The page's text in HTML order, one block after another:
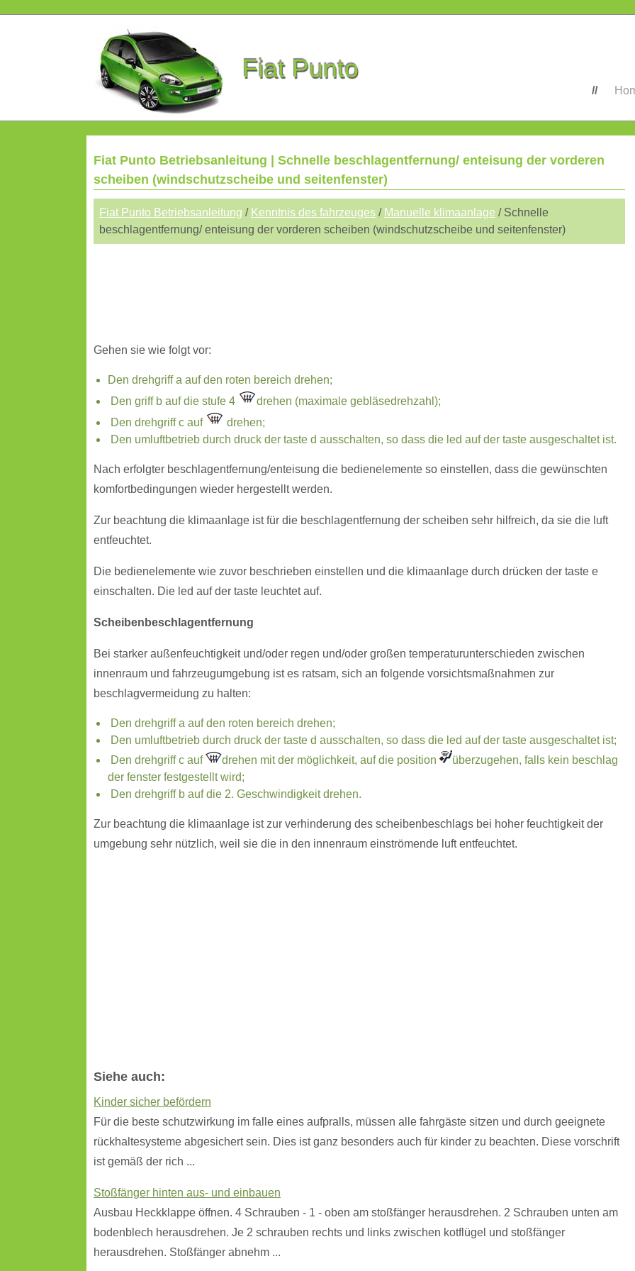
Fiat Punto
Fiat Punto Betriebsanleitung | Schnelle beschlagentfernung/ enteisung der vorderen
scheiben (windschutzscheibe und seitenfenster)
Fiat Punto Betriebsanleitung / Kenntnis des fahrzeuges / Manuelle klimaanlage / Schnelle
beschlagentfernung/ enteisung der vorderen scheiben (windschutzscheibe und seitenfenster)
Gehen sie wie folgt vor:
Den drehgriff a auf den roten bereich drehen;
Den griff b auf die stufe 4
drehen (maximale gebläsedrehzahl);
Den drehgriff c auf
drehen;
Den umluftbetrieb durch druck der taste d ausschalten, so dass die led auf der taste ausgeschaltet ist.
Nach erfolgter beschlagentfernung/enteisung die bedienelemente so einstellen, dass die gewünschten
komfortbedingungen wieder hergestellt werden.
Zur beachtung die klimaanlage ist für die beschlagentfernung der scheiben sehr hilfreich, da sie die luft
entfeuchtet.
Die bedienelemente wie zuvor beschrieben einstellen und die klimaanlage durch drücken der taste e
einschalten. Die led auf der taste leuchtet auf.
Scheibenbeschlagentfernung
Bei starker außenfeuchtigkeit und/oder regen und/oder großen temperaturunterschieden zwischen
innenraum und fahrzeugumgebung ist es ratsam, sich an folgende vorsichtsmaßnahmen zur
beschlagvermeidung zu halten:
Den drehgriff a auf den roten bereich drehen;
Den umluftbetrieb durch druck der taste d ausschalten, so dass die led auf der taste ausgeschaltet ist;
Den drehgriff c auf
drehen mit der möglichkeit, auf die position
überzugehen, falls kein beschlag
der fenster festgestellt wird;
Den drehgriff b auf die 2. Geschwindigkeit drehen.
Zur beachtung die klimaanlage ist zur verhinderung des scheibenbeschlags bei hoher feuchtigkeit der
umgebung sehr nützlich, weil sie die in den innenraum einströmende luft entfeuchtet.
Siehe auch:
Kinder sicher befördern
Für die beste schutzwirkung im falle eines aufpralls, müssen alle fahrgäste sitzen und durch geeignete
rückhaltesysteme abgesichert sein. Dies ist ganz besonders auch für kinder zu beachten. Diese vorschrift
ist gemäß der rich ...
Stoßfänger hinten aus- und einbauen
Ausbau Heckklappe öffnen. 4 Schrauben - 1 - oben am stoßfänger herausdrehen. 2 Schrauben unten am
bodenblech herausdrehen. Je 2 schrauben rechts und links zwischen kotflügel und stoßfänger
herausdrehen. Stoßfänger abnehm ...